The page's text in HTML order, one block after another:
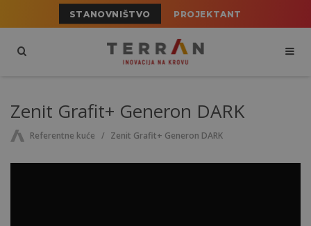
STANOVNIŠTVO PROJEKTANT
Zenit Grafit+ Generon DARK
Referentne kuće Zenit Grafit+ Generon DARK